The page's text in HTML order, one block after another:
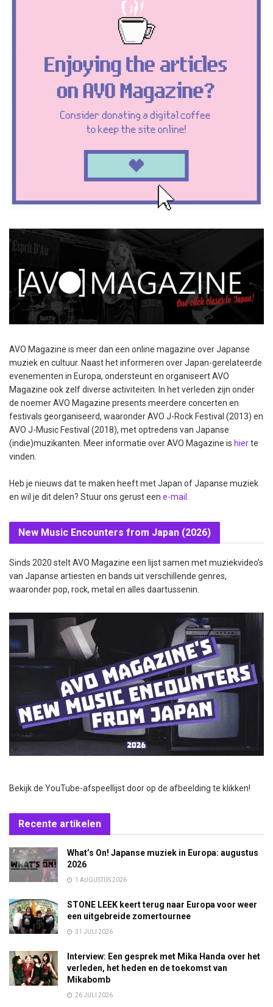
AVO Magazine is meer dan een online magazine over Japanse
muziek en cultuur. Naast het informeren over Japan-gerelateerde
evenementen in Europa, ondersteunt en organiseert AVO
Magazine ook zelf diverse activiteiten. In het verleden zijn onder
de noemer AVO Magazine presents meerdere concerten en
festivals georganiseerd, waaronder AVO J-Rock Festival (2013) en
AVO J-Music Festival (2018), met optredens van Japanse
(indie)muzikanten. Meer informatie over AVO Magazine is hierte
vinden.
Heb je nieuws dat te maken heeft met Japan of Japanse muziek
en wil je dit delen? Stuur ons gerust een e-mail
New Music Encounters from Japan (2026)
Sinds 2020 stelt AVO Magazine een lijst samen met muziekvideo’s
van Japanse artiesten en bands uit verschillende genres,
waaronder pop, rock, metal en alles daartussenin.
Bekijk de YouTube-afspeellijst door op de afbeelding te klikken!
Recente artikelen
What’s On! Japanse muziek in Europa: augustus
2026
1 AUGUSTUS 2026
STONE LEEK keert terug naar Europa voor weer
een uitgebreide zomertournee
31 JULI 2026
Interview: Een gesprek met Mika Handa over het
verleden, het heden en de toekomst van
Mikabomb
26 JULI 2026